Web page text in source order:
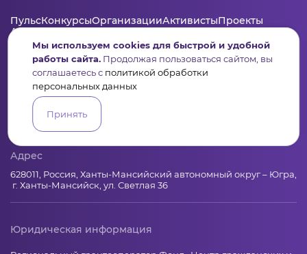
ПульсКонкурсыОрганизацииАктивистыПроекты
АналитикаБаза знанийВидеокурсы
+7 (346) 735-11-30
elkanko@ugranko.ru
Адрес
628011, Россия, Ханты-Мансийский автономный округ – Югра,
г. Ханты-Мансийск, ул. Светлая 36
Юридическая информация
Мы используем cookies для быстрой и удобной
работы сайта. Продолжая пользоваться сайтом, вы
соглашаетесь с политикой обработки
персональных данных
Принять